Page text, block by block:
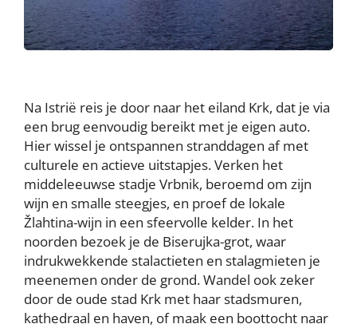
Na Istrië reis je door naar het eiland Krk, dat je via
een brug eenvoudig bereikt met je eigen auto.
Hier wissel je ontspannen stranddagen af met
culturele en actieve uitstapjes. Verken het
middeleeuwse stadje Vrbnik, beroemd om zijn
wijn en smalle steegjes, en proef de lokale
Žlahtina-wijn in een sfeervolle kelder. In het
noorden bezoek je de Biserujka-grot, waar
indrukwekkende stalactieten en stalagmieten je
meenemen onder de grond. Wandel ook zeker
door de oude stad Krk met haar stadsmuren,
kathedraal en haven, of maak een boottocht naar